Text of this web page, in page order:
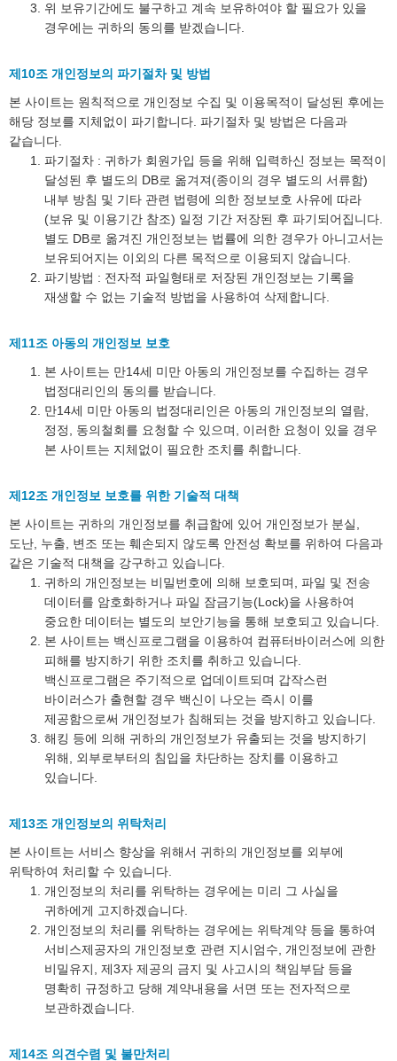
위 보유기간에도 불구하고 계속 보유하여야 할 필요가 있을
경우에는 귀하의 동의를 받겠습니다.
제10조 개인정보의 파기절차 및 방법
본 사이트는 원칙적으로 개인정보 수집 및 이용목적이 달성된 후에는
해당 정보를 지체없이 파기합니다. 파기절차 및 방법은 다음과
같습니다.
파기절차 : 귀하가 회원가입 등을 위해 입력하신 정보는 목적이
달성된 후 별도의 DB로 옮겨져(종이의 경우 별도의 서류함)
내부 방침 및 기타 관련 법령에 의한 정보보호 사유에 따라
(보유 및 이용기간 참조) 일정 기간 저장된 후 파기되어집니다.
별도 DB로 옮겨진 개인정보는 법률에 의한 경우가 아니고서는
보유되어지는 이외의 다른 목적으로 이용되지 않습니다.
파기방법 : 전자적 파일형태로 저장된 개인정보는 기록을
재생할 수 없는 기술적 방법을 사용하여 삭제합니다.
제11조 아동의 개인정보 보호
본 사이트는 만14세 미만 아동의 개인정보를 수집하는 경우
법정대리인의 동의를 받습니다.
만14세 미만 아동의 법정대리인은 아동의 개인정보의 열람,
정정, 동의철회를 요청할 수 있으며, 이러한 요청이 있을 경우
본 사이트는 지체없이 필요한 조치를 취합니다.
제12조 개인정보 보호를 위한 기술적 대책
본 사이트는 귀하의 개인정보를 취급함에 있어 개인정보가 분실,
도난, 누출, 변조 또는 훼손되지 않도록 안전성 확보를 위하여 다음과
같은 기술적 대책을 강구하고 있습니다.
귀하의 개인정보는 비밀번호에 의해 보호되며, 파일 및 전송
데이터를 암호화하거나 파일 잠금기능(Lock)을 사용하여
중요한 데이터는 별도의 보안기능을 통해 보호되고 있습니다.
본 사이트는 백신프로그램을 이용하여 컴퓨터바이러스에 의한
피해를 방지하기 위한 조치를 취하고 있습니다.
백신프로그램은 주기적으로 업데이트되며 갑작스런
바이러스가 출현할 경우 백신이 나오는 즉시 이를
제공함으로써 개인정보가 침해되는 것을 방지하고 있습니다.
해킹 등에 의해 귀하의 개인정보가 유출되는 것을 방지하기
위해, 외부로부터의 침입을 차단하는 장치를 이용하고
있습니다.
제13조 개인정보의 위탁처리
본 사이트는 서비스 향상을 위해서 귀하의 개인정보를 외부에
위탁하여 처리할 수 있습니다.
개인정보의 처리를 위탁하는 경우에는 미리 그 사실을
귀하에게 고지하겠습니다.
개인정보의 처리를 위탁하는 경우에는 위탁계약 등을 통하여
서비스제공자의 개인정보호 관련 지시엄수, 개인정보에 관한
비밀유지, 제3자 제공의 금지 및 사고시의 책임부담 등을
명확히 규정하고 당해 계약내용을 서면 또는 전자적으로
보관하겠습니다.
제14조 의견수렴 및 불만처리